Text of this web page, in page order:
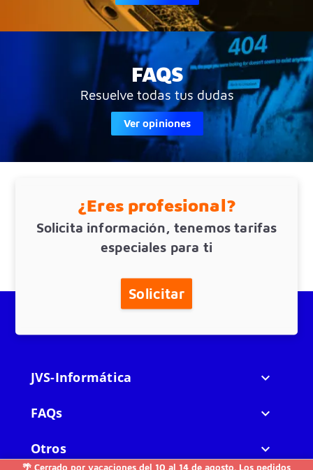
🌴 Cerrado por vacaciones del 10 al 14 de agosto. Los pedidos
FAQS
Resuelve todas tus dudas
Ver opiniones
¿Eres profesional?
Solicita información, tenemos tarifas
especiales para ti
Solicitar
JVS-Informática 
FAQs 
Otros 